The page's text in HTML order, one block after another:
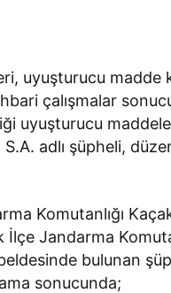
uyuşturucu madde
çalışmalar
uyuşturucu
adlı şüpheli,
Komutanlığı
İlçe Jandarma
bulunan
sonucunda;